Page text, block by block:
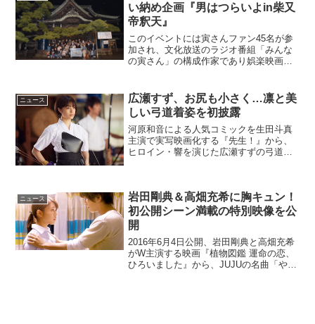
い納め企画『男はつらいよin柴又
帝釈天』
このイベントには寅さんファン45名が参
加され、文化放送のラジオ番組「みんな
の寅さん」の構成作家であり娯楽映画研
つらいよ」の上映会、そして帝釈天での
スペシャルイベン...
ニュース
広瀬すず、お尻も小さく…凛と美
しい弓道着姿を初披露
河原和音による人気コミックを生田斗真
主演で実写映画化する『先生！』から、
ヒロイン・響を演じた広瀬すずの弓道着
な、わかるんだろう」高校二...
ニュース
岩田剛典＆高畑充希に胸キュン！
初公開シーン満載の特別映像を公
開
2016年6月4日公開、岩田剛典と高畑充希
がW主演する映画『植物図鑑 運命の恋、
ひろいました』から、JUJUの名曲「やさ